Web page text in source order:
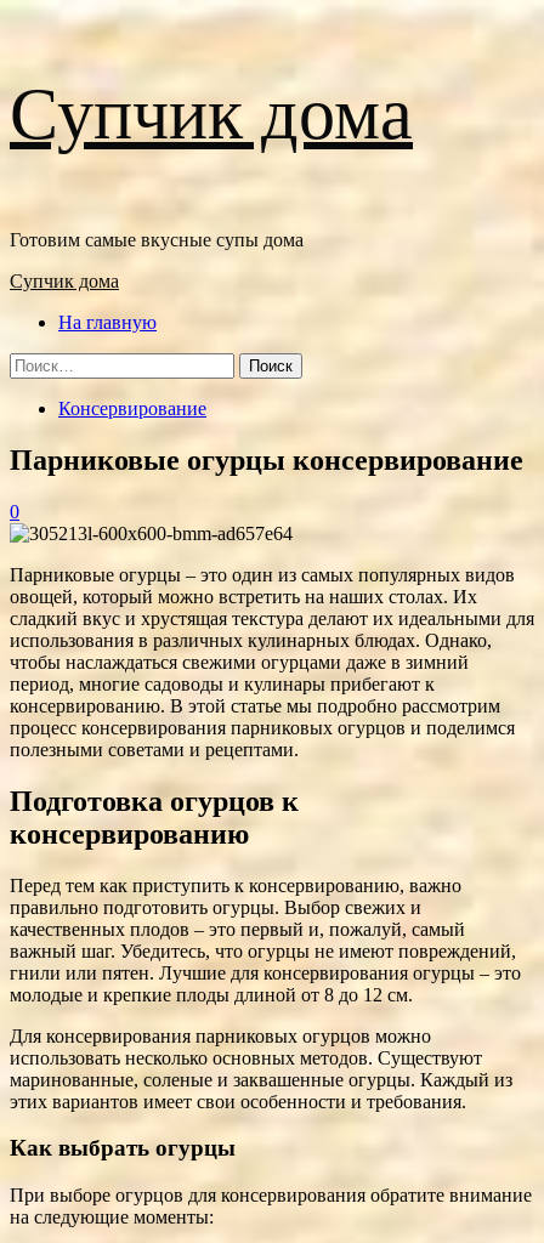
к
содержимому
Супчик дома
Готовим самые вкусные супы дома
Основное
Супчик дома
На главную
Найти:
Консервирование
Парниковые огурцы консервирование
0
Парниковые огурцы – это один из самых популярных видов
овощей, который можно встретить на наших столах. Их
сладкий вкус и хрустящая текстура делают их идеальными для
использования в различных кулинарных блюдах. Однако,
чтобы наслаждаться свежими огурцами даже в зимний
период, многие садоводы и кулинары прибегают к
консервированию. В этой статье мы подробно рассмотрим
процесс консервирования парниковых огурцов и поделимся
полезными советами и рецептами.
Подготовка огурцов к
консервированию
Перед тем как приступить к консервированию, важно
правильно подготовить огурцы. Выбор свежих и
качественных плодов – это первый и, пожалуй, самый
важный шаг. Убедитесь, что огурцы не имеют повреждений,
гнили или пятен. Лучшие для консервирования огурцы – это
молодые и крепкие плоды длиной от 8 до 12 см.
Для консервирования парниковых огурцов можно
использовать несколько основных методов. Существуют
маринованные, соленые и заквашенные огурцы. Каждый из
этих вариантов имеет свои особенности и требования.
Как выбрать огурцы
При выборе огурцов для консервирования обратите внимание
на следующие моменты: